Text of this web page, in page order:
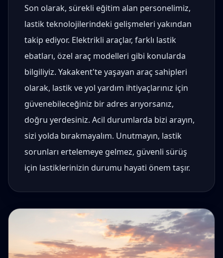
Son olarak, sürekli eğitim alan personelimiz,
lastik teknolojilerindeki gelişmeleri yakından
takip ediyor. Elektrikli araçlar, farklı lastik
ebatları, özel araç modelleri gibi konularda
bilgiliyiz. Yakakent'te yaşayan araç sahipleri
olarak, lastik ve yol yardım ihtiyaçlarınız için
güvenebileceğiniz bir adres arıyorsanız,
doğru yerdesiniz. Acil durumlarda bizi arayın,
sizi yolda bırakmayalım. Unutmayın, lastik
sorunları ertelemeye gelmez, güvenli sürüş
için lastiklerinizin durumu hayati önem taşır.